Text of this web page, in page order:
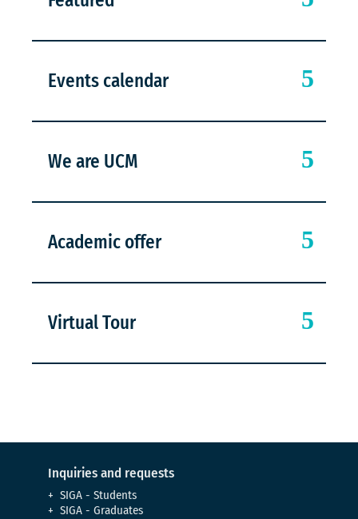
Events calendar
We are UCM
Academic offer
Virtual Tour
Inquiries and requests
SIGA - Students
SIGA - Graduates